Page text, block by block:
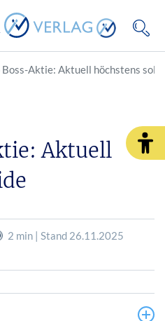
Boss-Aktie: Aktuell höchstens
Aktuell
2 min | Stand 26.11.2025